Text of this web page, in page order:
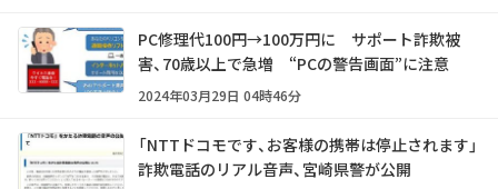
PC修理代100円→100万円に サポート詐欺被
害、70歳以上で急増 “PCの警告画面”に注意
2024年03月29日 04時46分
「NTTドコモです、お客様の携帯は停止されます」
詐欺電話のリアル音声、宮崎県警が公開